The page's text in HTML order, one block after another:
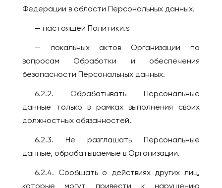
Федерации в области Персональных данных.
— настоящей Политики.s
— локальных актов Организации по
вопросам Обработки и обеспечения
безопасности Персональных данных.
6.2.2. Обрабатывать Персональные
данные только в рамках выполнения своих
должностных обязанностей.
6.2.3. Не разглашать Персональные
данные, обрабатываемые в Организации.
6.2.4. Сообщать о действиях других лиц,